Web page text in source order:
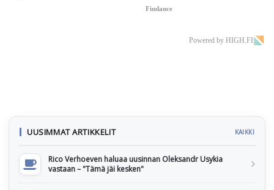
Findance
Powered by HIGH.FI
UUSIMMAT ARTIKKELIT KAIKKI
Rico Verhoeven haluaa uusinnan Oleksandr Usykia
vastaan – "Tämä jäi kesken"